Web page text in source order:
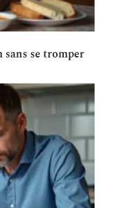
sans se tromper